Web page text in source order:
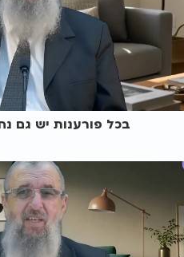
בכל פורענות יש גם